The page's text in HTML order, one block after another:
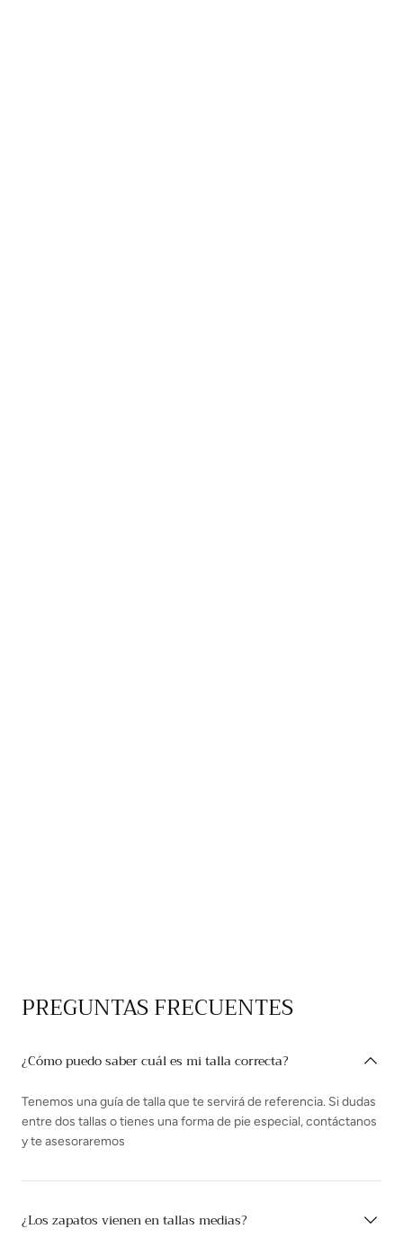
PREGUNTAS FRECUENTES
¿Cómo puedo saber cuál es mi talla correcta?
Tenemos una guía de talla que te servirá de referencia. Si dudas
entre dos tallas o tienes una forma de pie especial, contáctanos
y te asesoraremos
¿Los zapatos vienen en tallas medias?